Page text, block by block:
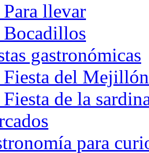
Para llevar
Bocadillos
gastronómicas
Fiesta del Mejillón
Fiesta de la
para